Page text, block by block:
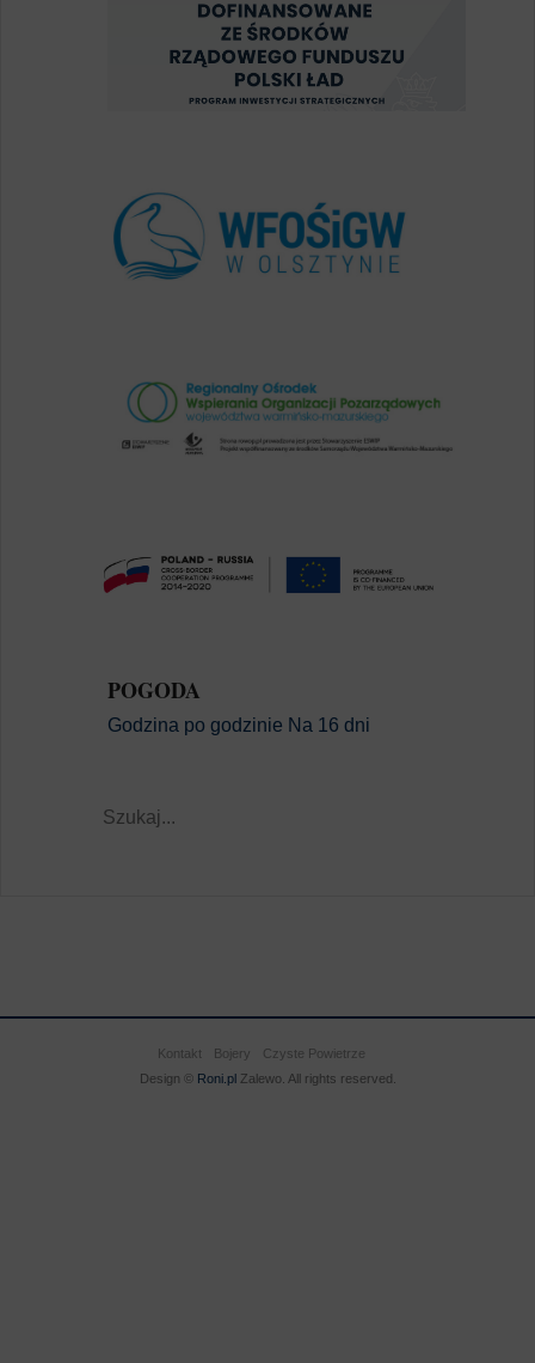
POGODA
Godzina po godzinie Na 16 dni
Kontakt Bojery
Czyste Powietrze
Design © Roni.plZalewo. All rights reserved.